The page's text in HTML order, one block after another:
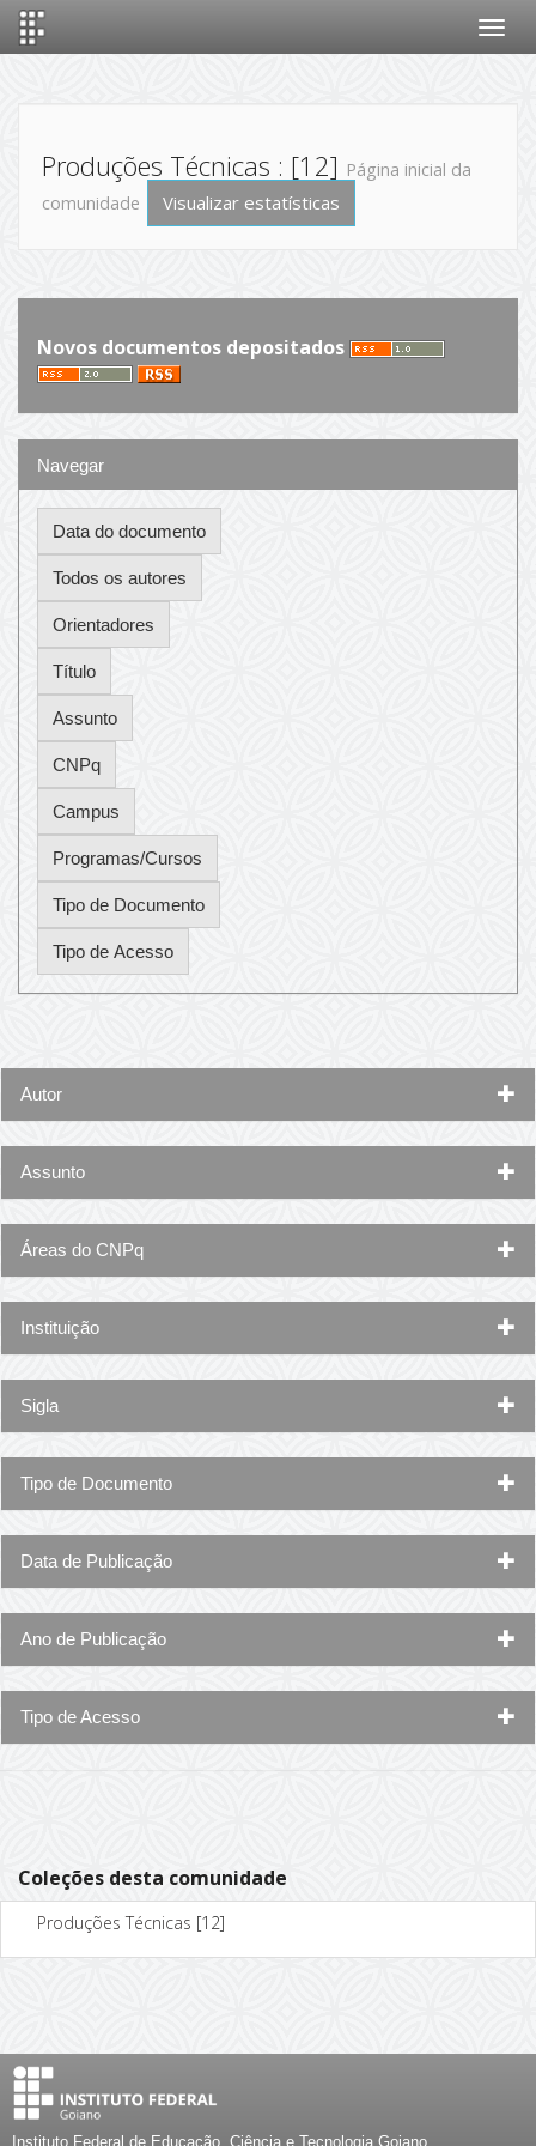
Produções Técnicas : [12] Página inicial da
comunidade
Visualizar estatísticas
Novos documentos depositados
Navegar
Autor
Assunto
Áreas do CNPq
Instituição
Sigla
Tipo de Documento
Data de Publicação
Ano de Publicação
Tipo de Acesso
Coleções desta comunidade
Produções Técnicas [12]
Instituto Federal de Educação, Ciência e Tecnologia Goiano